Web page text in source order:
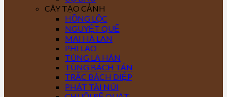
CÂY TẠO CẢNH
HỒNG LỘC
NGUYỆT QUẾ
MAI HÀ LAN
PHI LAO
TÙNG LA HÁN
TÙNG BÁCH TÁN
TRẮC BÁCH DIỆP
PHÁT TÀI NÚI